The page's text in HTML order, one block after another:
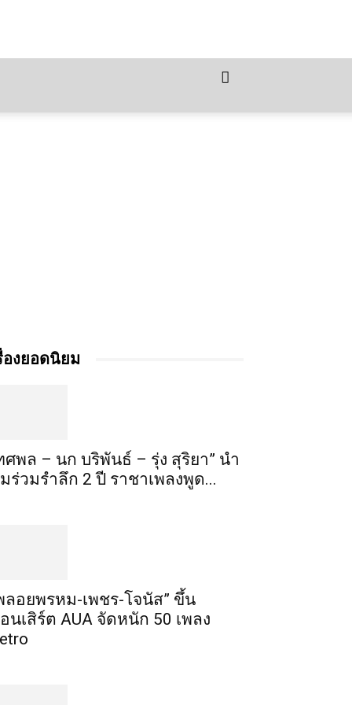
องยอดนิยม
ศพล – นก บริพันธ์ – รุ่ง สุริยา” นำ
ร่วมรำลึก 2 ปี ราชาเพลงพูด...
ลอยพรหม-เพชร-โจนัส” ขึ้น
นเสิร์ต AUA จัดหนัก 50 เพลง